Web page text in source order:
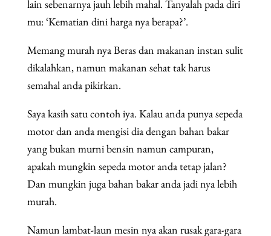
lain sebenarnya jauh lebih mahal. Tanyalah pada diri
mu: ‘Kematian dini harga nya berapa?’.
Memang murah nya Beras dan makanan instan sulit
dikalahkan, namun makanan sehat tak harus
semahal anda pikirkan.
Saya kasih satu contoh iya. Kalau anda punya sepeda
motor dan anda mengisi dia dengan bahan bakar
yang bukan murni bensin namun campuran,
apakah mungkin sepeda motor anda tetap jalan?
Dan mungkin juga bahan bakar anda jadi nya lebih
murah.
Namun lambat-laun mesin nya akan rusak gara-gara